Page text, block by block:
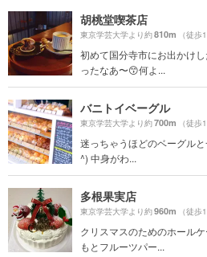
胡桃堂喫茶店
東京学芸大学より約810m （徒歩
初めて国分寺市にお出かけ
ったなあ〜😙何よ...
バニトイベーグル
東京学芸大学より約700m （徒歩
迷っちゃうほどのベーグル
^) 中身がわ...
多根果実店
東京学芸大学より約960m （徒歩
クリスマスのためのホール
もとフルーツパー...